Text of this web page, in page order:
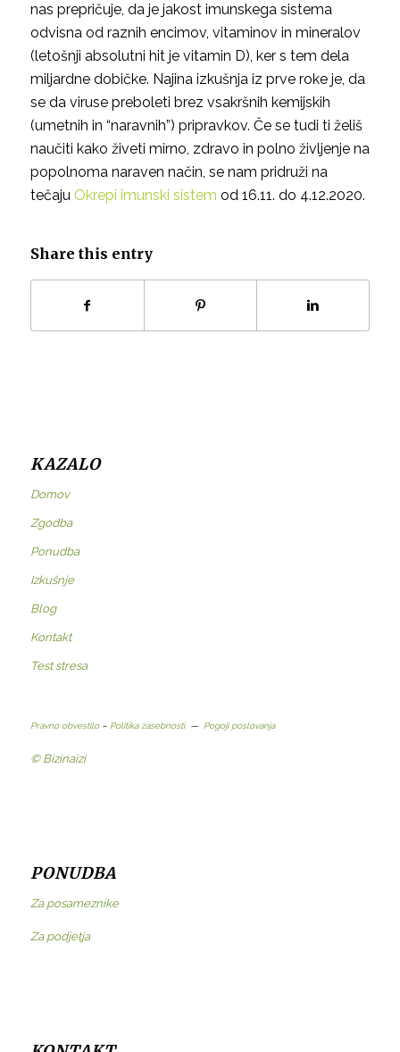
nas prepričuje, da je jakost imunskega sistema
odvisna od raznih encimov, vitaminov in mineralov
(letošnji absolutni hit je vitamin D), ker s tem dela
miljardne dobičke. Najina izkušnja iz prve roke je, da
se da viruse preboleti brez vsakršnih kemijskih
(umetnih in “naravnih”) pripravkov. Če se tudi ti želiš
naučiti kako živeti mirno, zdravo in polno življenje na
popolnoma naraven način, se nam pridruži na
tečaju Okrepi imunski sistem od 16.11. do 4.12.2020.
Share this entry
KAZALO
Domov
Zgodba
Ponudba
Izkušnje
Blog
Kontakt
Test stresa
Pravno obvestilo–Politika zasebnosti— Pogoji poslovanja
© Bizinaizi
PONUDBA
Za posameznike
Za podjetja